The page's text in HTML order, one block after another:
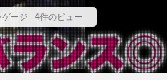
ゲージ 4件のビュー